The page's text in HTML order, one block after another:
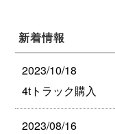
新着情報
2023/10/18
4tトラック購入
2023/08/16